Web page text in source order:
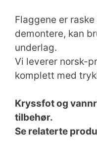
Flaggene er
demontere, kan
underlag.
Vi leverer norsk-
komplett med
Kryssfot og
tilbehør.
Se relaterte